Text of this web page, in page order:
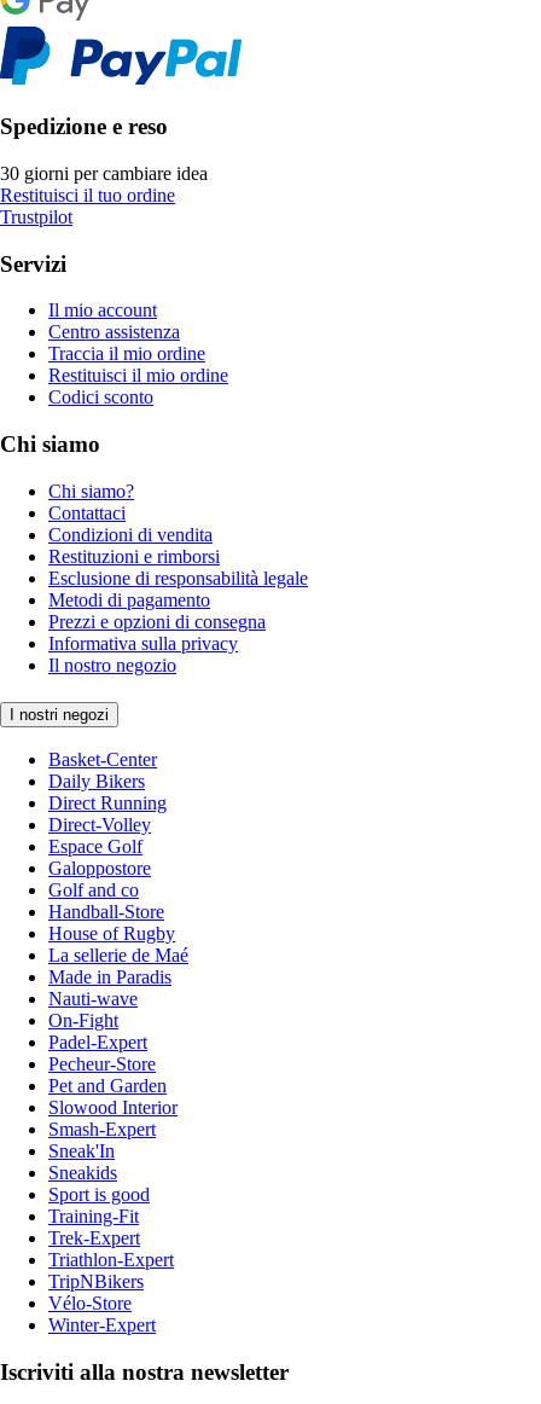
Spedizione e reso
30 giorni per cambiare idea
Restituisci il tuo ordine
Trustpilot
Servizi
Il mio account
Centro assistenza
Traccia il mio ordine
Restituisci il mio ordine
Codici sconto
Chi siamo
Chi siamo?
Contattaci
Condizioni di vendita
Restituzioni e rimborsi
Esclusione di responsabilità legale
Metodi di pagamento
Prezzi e opzioni di consegna
Informativa sulla privacy
Il nostro negozio
I nostri negozi
Basket-Center
Daily Bikers
Direct Running
Direct-Volley
Espace Golf
Galoppostore
Golf and co
Handball-Store
House of Rugby
La sellerie de Maé
Made in Paradis
Nauti-wave
On-Fight
Padel-Expert
Pecheur-Store
Pet and Garden
Slowood Interior
Smash-Expert
Sneak'In
Sneakids
Sport is good
Training-Fit
Trek-Expert
Triathlon-Expert
TripNBikers
Vélo-Store
Winter-Expert
Iscriviti alla nostra newsletter